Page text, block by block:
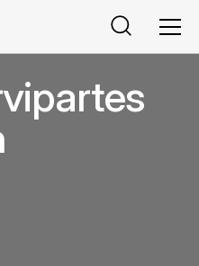
Buscar